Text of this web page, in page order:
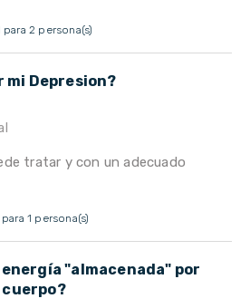
para 2 persona(s)
mi Depresion?
tratar y con un adecuado
1 persona(s)
"almacenada" por